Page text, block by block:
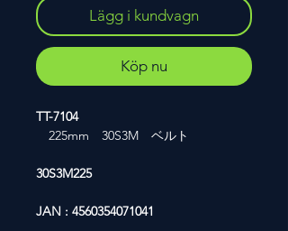
Lägg i kundvagn
Köp nu
TT-7104
225mm 30S3M ベルト
30S3M225
JAN : 4560354071041